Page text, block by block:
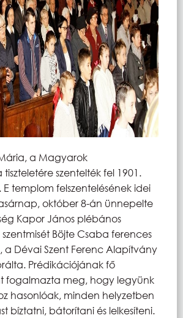
a Magyarok
szentelték fel 1901.
templom felszentelésének idei
október 8-án ünnepelte
Kapor János plébános
Böjte Csaba ferences
a Dévai Szent Ferenc Alapítvány
Prédikációjának fő
fogalmazta meg, hogy legyünk
hasonlóak, minden helyzetben
bíztatni, bátorítani és lelkesíteni.